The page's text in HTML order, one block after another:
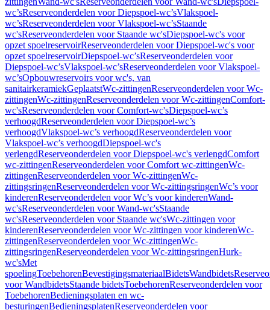
wc’sReserveonderdelen voor Diepspoel-wc’sVlakspoel-
wc’sReserveonderdelen voor Vlakspoel-wc’sStaande
wc'sReserveonderdelen voor Staande wc'sDiepspoel-wc's voor
opzet spoelreservoirReserveonderdelen voor Diepspoel-wc's voor
opzet spoelreservoirDiepspoel-wc’sReserveonderdelen voor
Diepspoel-wc’sVlakspoel-wc’sReserveonderdelen voor Vlakspoel-
wc’sOpbouwreservoirs voor wc's, van
sanitairkeramiekGeplaatstWc-zittingenReserveonderdelen voor Wc-
zittingenWc-zittingenReserveonderdelen voor Wc-zittingenComfort-
wc'sReserveonderdelen voor Comfort-wc'sDiepspoel-wc’s
verhoogdReserveonderdelen voor Diepspoel-wc’s
verhoogdVlakspoel-wc’s verhoogdReserveonderdelen voor
Vlakspoel-wc’s verhoogdDiepspoel-wc's
verlengdReserveonderdelen voor Diepspoel-wc's verlengdComfort
wc-zittingenReserveonderdelen voor Comfort wc-zittingenWc-
zittingenReserveonderdelen voor Wc-zittingenWc-
zittingsringenReserveonderdelen voor Wc-zittingsringenWc’s voor
kinderenReserveonderdelen voor Wc’s voor kinderenWand-
wc'sReserveonderdelen voor Wand-wc'sStaande
wc'sReserveonderdelen voor Staande wc'sWc-zittingen voor
kinderenReserveonderdelen voor Wc-zittingen voor kinderenWc-
zittingenReserveonderdelen voor Wc-zittingenWc-
zittingsringenReserveonderdelen voor Wc-zittingsringenHurk-
wc'sMet
spoelingToebehorenBevestigingsmateriaalBidetsWandbidets
voor WandbidetsStaande bidetsToebehorenReserveonderdelen voor
ToebehorenBedieningsplaten en wc-
besturingenBedieningsplatenReserveonderdelen voor